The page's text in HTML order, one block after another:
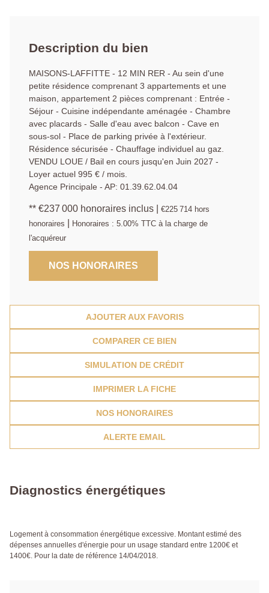
Description du bien
MAISONS-LAFFITTE - 12 MIN RER - Au sein d'une
petite résidence comprenant 3 appartements et une
maison, appartement 2 pièces comprenant : Entrée -
Séjour - Cuisine indépendante aménagée - Chambre
avec placards - Salle d'eau avec balcon - Cave en
sous-sol - Place de parking privée à l'extérieur.
Résidence sécurisée - Chauffage individuel au gaz.
VENDU LOUE / Bail en cours jusqu'en Juin 2027 -
Loyer actuel 995 € / mois.
Agence Principale - AP: 01.39.62.04.04
** €237 000 honoraires inclus €225 714 hors
honoraires
Honoraires : 5.00% TTC à la charge de
l'acquéreur
NOS HONORAIRES
AJOUTER AUX FAVORIS
COMPARER CE BIEN
SIMULATION DE CRÉDIT
IMPRIMER LA FICHE
NOS HONORAIRES
ALERTE EMAIL
Diagnostics énergétiques
Logement à consommation énergétique excessive. Montant estimé des
dépenses annuelles d'énergie pour un usage standard entre 1200€ et
1400€. Pour la date de référence 14/04/2018.